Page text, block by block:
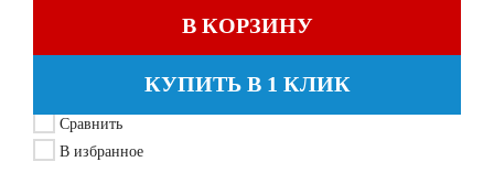
В КОРЗИНУ
КУПИТЬ В 1 КЛИК
Сравнить
В избранное